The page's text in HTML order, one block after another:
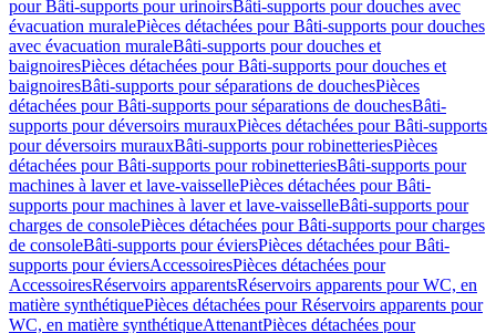
pour Bâti-supports pour urinoirsBâti-supports pour douches avec
évacuation muralePièces détachées pour Bâti-supports pour douches
avec évacuation muraleBâti-supports pour douches et
baignoiresPièces détachées pour Bâti-supports pour douches et
baignoiresBâti-supports pour séparations de douchesPièces
détachées pour Bâti-supports pour séparations de douchesBâti-
supports pour déversoirs murauxPièces détachées pour Bâti-supports
pour déversoirs murauxBâti-supports pour robinetteriesPièces
détachées pour Bâti-supports pour robinetteriesBâti-supports pour
machines à laver et lave-vaissellePièces détachées pour Bâti-
supports pour machines à laver et lave-vaisselleBâti-supports pour
charges de consolePièces détachées pour Bâti-supports pour charges
de consoleBâti-supports pour éviersPièces détachées pour Bâti-
supports pour éviersAccessoiresPièces détachées pour
AccessoiresRéservoirs apparentsRéservoirs apparents pour WC, en
matière synthétiquePièces détachées pour Réservoirs apparents pour
WC, en matière synthétiqueAttenantPièces détachées pour